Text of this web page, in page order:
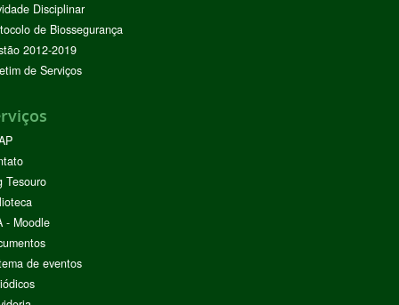
Disciplinar
de Biossegurança
2012-2019
de Serviços
Tesouro
- Moodle
de eventos